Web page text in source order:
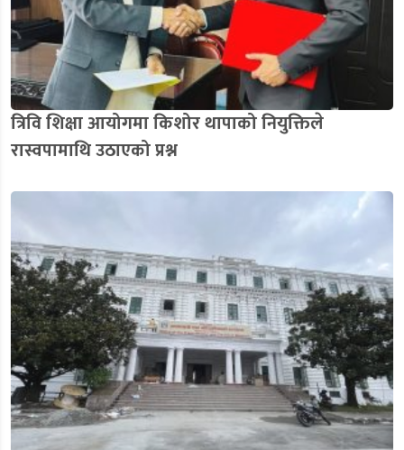
त्रिवि शिक्षा आयोगमा किशोर थापाको नियुक्तिले
रास्वपामाथि उठाएको प्रश्न